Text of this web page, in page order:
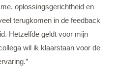
oplossingsgerichtheid en
terugkomen in de feedback
Hetzelfde geldt voor mijn
wil ik klaarstaan voor de